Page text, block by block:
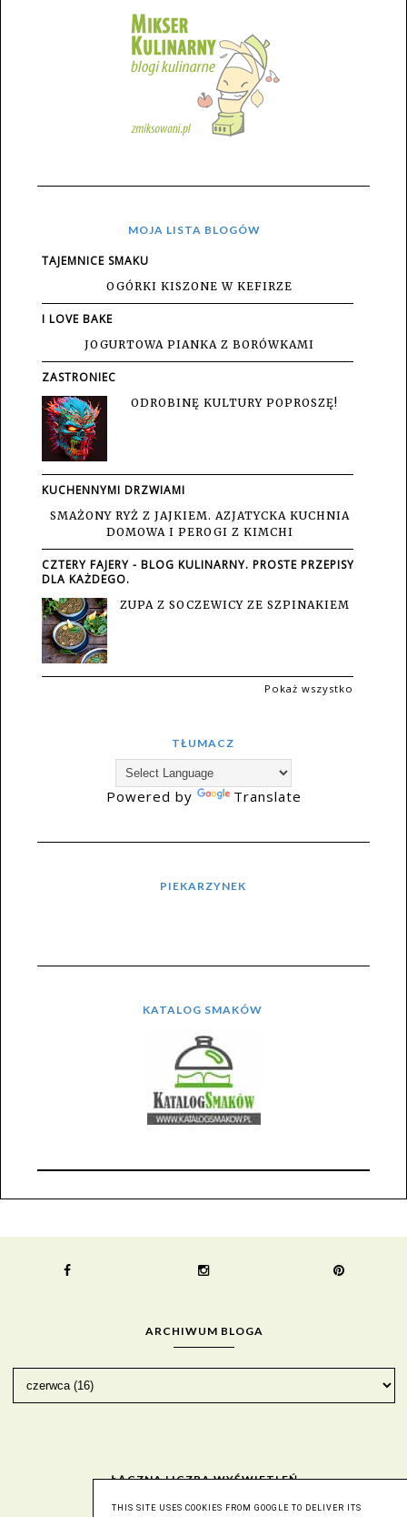
MOJA LISTA BLOGÓW
TAJEMNICE SMAKU
OGÓRKI KISZONE W KEFIRZE
I LOVE BAKE
JOGURTOWA PIANKA Z BORÓWKAMI
ZASTRONIEC
ODROBINĘ KULTURY POPROSZĘ!
KUCHENNYMI DRZWIAMI
SMAŻONY RYŻ Z JAJKIEM. AZJATYCKA KUCHNIA
DOMOWA I PEROGI Z KIMCHI
CZTERY FAJERY - BLOG KULINARNY. PROSTE PRZEPISY
DLA KAŻDEGO.
ZUPA Z SOCZEWICY ZE SZPINAKIEM
Pokaż wszystko
TŁUMACZ
Powered by Translate
PIEKARZYNEK
KATALOG SMAKÓW
ARCHIWUM BLOGA
ŁĄCZNA LICZBA WYŚWIETLEŃ
THIS SITE USES COOKIES FROM GOOGLE TO DELIVER ITS